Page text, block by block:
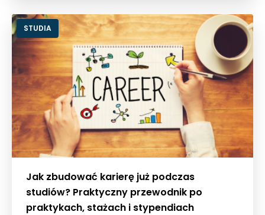
STUDIA
Jak zbudować karierę już podczas
studiów? Praktyczny przewodnik po
praktykach, stażach i stypendiach